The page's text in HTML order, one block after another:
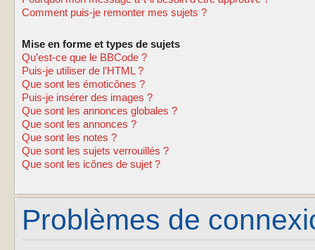
Comment puis-je remonter mes sujets ?
Mise en forme et types de sujets
Qu’est-ce que le BBCode ?
Puis-je utiliser de l’HTML ?
Que sont les émoticônes ?
Puis-je insérer des images ?
Que sont les annonces globales ?
Que sont les annonces ?
Que sont les notes ?
Que sont les sujets verrouillés ?
Que sont les icônes de sujet ?
Problèmes de